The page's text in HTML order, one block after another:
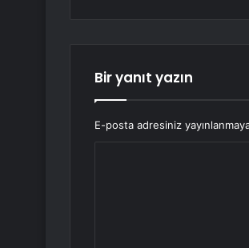
Bir yanıt yazın
E-posta adresiniz